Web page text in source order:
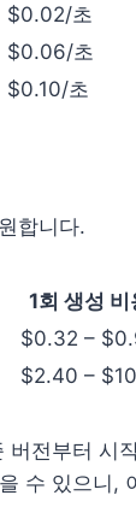
$0.02/초
$0.06/초
$0.10/초
합니다.
1회 생성
$0.32 –
$2.40 –
전부터 시
수 있으니,